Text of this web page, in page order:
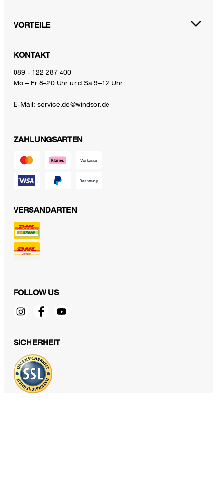
inkl. MwSt
VORTEILE
KONTAKT
089 - 122 287 400
Mo – Fr 8–20 Uhr und Sa 9–12 Uhr
E-Mail:service.de@windsor.de
ZAHLUNGSARTEN
VERSANDARTEN
FOLLOW US
SICHERHEIT